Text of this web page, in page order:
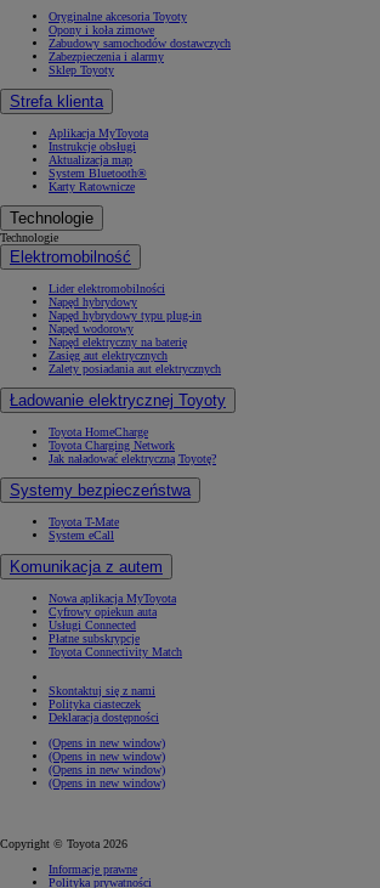
Oryginalne akcesoria Toyoty
Opony i koła zimowe
Zabudowy samochodów dostawczych
Zabezpieczenia i alarmy
Sklep Toyoty
Strefa klienta
Aplikacja MyToyota
Instrukcje obsługi
Aktualizacja map
System Bluetooth®
Karty Ratownicze
Technologie
Technologie
Elektromobilność
Lider elektromobilności
Napęd hybrydowy
Napęd hybrydowy typu plug-in
Napęd wodorowy
Napęd elektryczny na baterię
Zasięg aut elektrycznych
Zalety posiadania aut elektrycznych
Ładowanie elektrycznej Toyoty
Toyota HomeCharge
Toyota Charging Network
Jak naładować elektryczną Toyotę?
Systemy bezpieczeństwa
Toyota T-Mate
System eCall
Komunikacja z autem
Nowa aplikacja MyToyota
Cyfrowy opiekun auta
Usługi Connected
Płatne subskrypcje
Toyota Connectivity Match
Skontaktuj się z nami
Polityka ciasteczek
Deklaracja dostępności
(Opens in new window)
(Opens in new window)
(Opens in new window)
(Opens in new window)
Copyright © Toyota 2026
Informacje prawne
Polityka prywatności